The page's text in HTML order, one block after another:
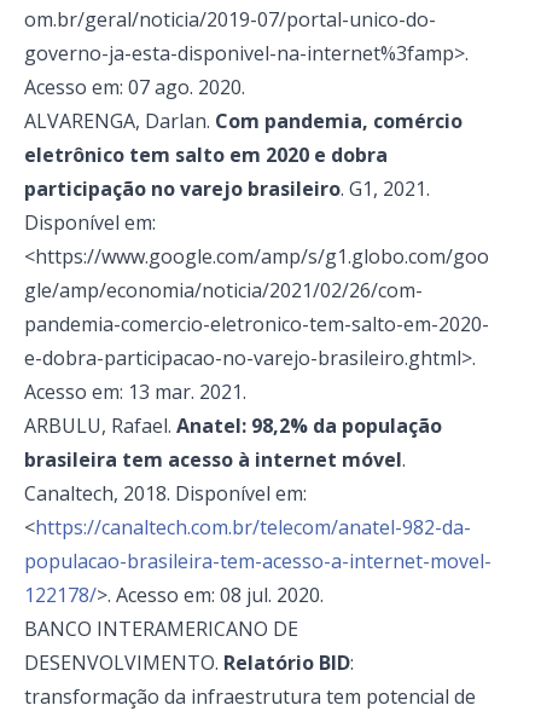
om.br/geral/noticia/2019-07/portal-unico-do-
governo-ja-esta-disponivel-na-internet%3famp>.
Acesso em: 07 ago. 2020.
ALVARENGA, Darlan. Com pandemia, comércio
eletrônico tem salto em 2020 e dobra
participação no varejo brasileiro. G1, 2021.
Disponível em:
<https://www.google.com/amp/s/g1.globo.com/goo
gle/amp/economia/noticia/2021/02/26/com-
pandemia-comercio-eletronico-tem-salto-em-2020-
e-dobra-participacao-no-varejo-brasileiro.ghtml>.
Acesso em: 13 mar. 2021.
ARBULU, Rafael. Anatel: 98,2% da população
brasileira tem acesso à internet móvel.
Canaltech, 2018. Disponível em:
<https://canaltech.com.br/telecom/anatel-982-da-
populacao-brasileira-tem-acesso-a-internet-movel-
122178/>. Acesso em: 08 jul. 2020.
BANCO INTERAMERICANO DE
DESENVOLVIMENTO. Relatório BID:
transformação da infraestrutura tem potencial de